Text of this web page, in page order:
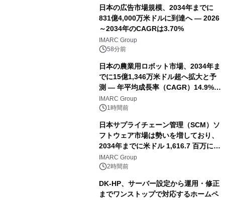
日本の広告市場規模、2034年までに
831億4,000万米ドルに到達へ ― 2026
～2034年のCAGRは3.70%
IMARC Group
58分前
日本の農業用ロボット市場、2034年ま
でに15億1,346万米ドル超へ拡大と予
測 ― 年平均成長率（CAGR）14.9%を
記録
IMARC Group
1時間前
日本サプライチェーン管理（SCM）ソ
フトウェア市場は勢いを増しており、
2034年までに米ドル 1,616.7 百万に達
し、CAGR 3.42%で成長すると予測
IMARC Group
2時間前
DK-HP、サーバー設定から運用・修正
までワンストップで対応するホームペ